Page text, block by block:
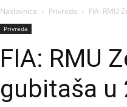
Naslovnica Privreda FIA: RMU
Privreda
FIA: RMU
gubitaša u